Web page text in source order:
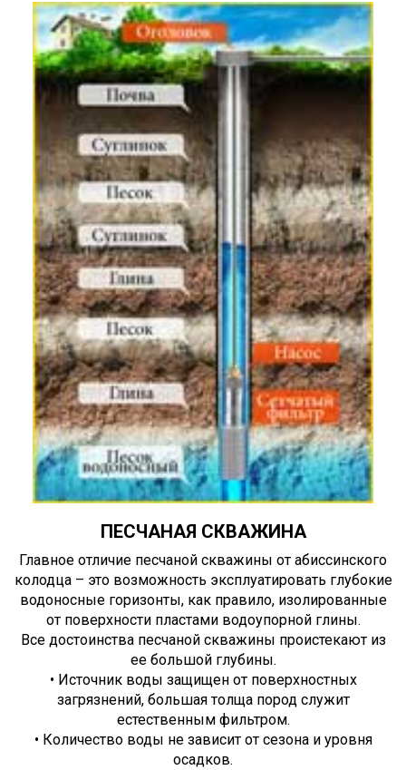
ПЕСЧАНАЯ СКВАЖИНА
Главное отличие песчаной скважины от абиссинского
колодца – это возможность эксплуатировать глубокие
водоносные горизонты, как правило, изолированные
от поверхности пластами водоупорной глины.
Все достоинства песчаной скважины проистекают из
ее большой глубины.
• Источник воды защищен от поверхностных
загрязнений, большая толща пород служит
естественным фильтром.
• Количество воды не зависит от сезона и уровня
осадков.